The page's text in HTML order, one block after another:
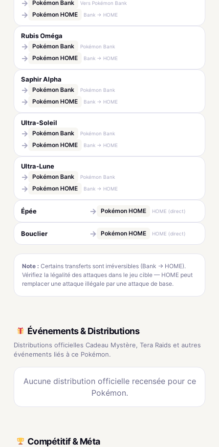
→ Pokémon Bank Vers Pokémon Bank
→ Pokémon HOME Bank → HOME
Rubis Oméga
→ Pokémon Bank Pokémon Bank
→ Pokémon HOME Bank → HOME
Saphir Alpha
→ Pokémon Bank Pokémon Bank
→ Pokémon HOME Bank → HOME
Ultra-Soleil
→ Pokémon Bank Pokémon Bank
→ Pokémon HOME Bank → HOME
Ultra-Lune
→ Pokémon Bank Pokémon Bank
→ Pokémon HOME Bank → HOME
Épée → Pokémon HOME HOME (direct)
Bouclier → Pokémon HOME HOME (direct)
Note : Certains transferts sont irréversibles (Bank → HOME).
Vérifiez la légalité des attaques dans le jeu cible — HOME peut
remplacer une attaque illégale par une attaque de base.
Événements & Distributions
Distributions officielles Cadeau Mystère, Tera Raids et autres
événements liés à ce Pokémon.
Aucune distribution officielle recensée pour ce
Pokémon.
Compétitif & Méta